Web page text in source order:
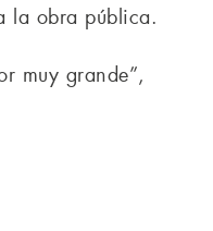
la obra pública.
muy grande”,